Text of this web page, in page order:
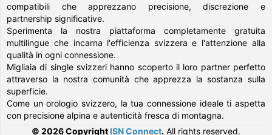
compatibili che apprezzano precisione, discrezione e
partnership significative.
Sperimenta la nostra piattaforma completamente gratuita
multilingue che incarna l'efficienza svizzera e l'attenzione alla
qualità in ogni connessione.
Migliaia di single svizzeri hanno scoperto il loro partner perfetto
attraverso la nostra comunità che apprezza la sostanza sulla
superficie.
Come un orologio svizzero, la tua connessione ideale ti aspetta
con precisione alpina e autenticità fresca di montagna.
© 2026 Copyright ISN Connect. All rights reserved.